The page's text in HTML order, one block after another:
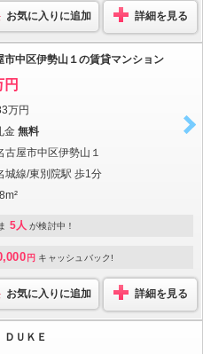
お気に入りに追加 詳細を見る
市中区伊勢山１の賃貸マンション
円
万円
金 無料
古屋市中区伊勢山１
城線/東別院駅 歩1分
5人 が検討中！
円 キャッシュバック!
お気に入りに追加 詳細を見る
ＵＫＥ